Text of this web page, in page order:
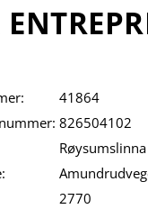
41864
826504102
Røysumslinna
2770